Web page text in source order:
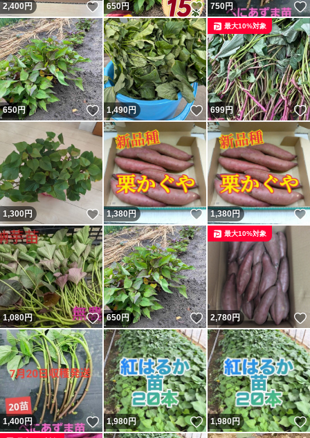
2,400円 いいね！
650円 いいね！
750円
650円 いいね！
1,490円 いいね！
699円
最大10%対象
1,300円 いいね！
1,380円 いいね！
1,380円
1,080円 いいね！
650円 いいね！
2,780円
最大10%対象
1,400円 いいね！
1,980円 いいね！
1,980円